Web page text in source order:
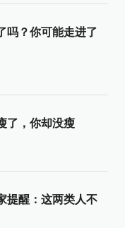
吗？你可能走进了
了，你却没瘦
提醒：这两类人不